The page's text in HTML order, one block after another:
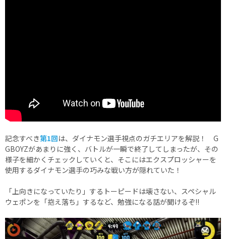
記念すべき第1回は、ダイナモン選手視点のガチエリアを解説！ G
GBOYZがあまりに強く、バトルが一瞬で終了してしまったが、その
様子を細かくチェックしていくと、そこにはエクスプロッシャーを
使用するダイナモン選手の巧みな戦い方が隠れていた！
「上向きになっていたり」するトーピードは壊さない、スペシャル
ウェポンを「抱え落ち」するなど、勉強になる話が聞けるぞ!!